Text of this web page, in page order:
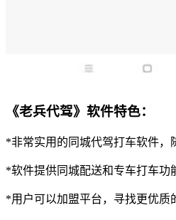
《老兵代驾》软件特色：
*非常实用的同城代驾打车软件，
*软件提供同城配送和专车打车功
*用户可以加盟平台，寻找更优质